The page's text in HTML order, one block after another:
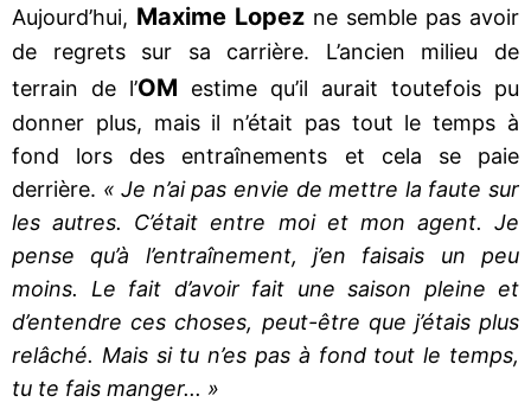
Aujourd’hui, Maxime Lopez ne semble pas avoir
de regrets sur sa carrière. L’ancien milieu de
terrain de l’OM estime qu’il aurait toutefois pu
donner plus, mais il n’était pas tout le temps à
fond lors des entraînements et cela se paie
derrière. « Je n’ai pas envie de mettre la faute sur
les autres. C’était entre moi et mon agent. Je
pense qu’à l’entraînement, j’en faisais un peu
moins. Le fait d’avoir fait une saison pleine et
d’entendre ces choses, peut-être que j’étais plus
relâché. Mais si tu n’es pas à fond tout le temps,
tu te fais manger... »